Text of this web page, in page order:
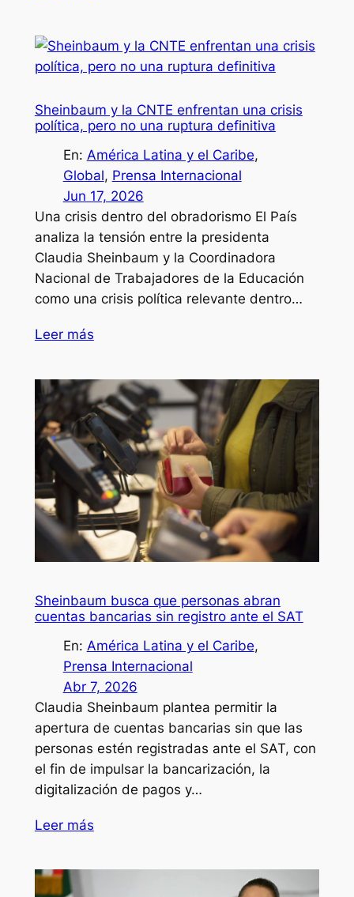
Sheinbaum y la CNTE enfrentan una crisis
política, pero no una ruptura definitiva
En: América Latina y el Caribe
Global, Prensa Internacional
Jun 17, 2026
Una crisis dentro del obradorismo El País
analiza la tensión entre la presidenta
Claudia Sheinbaum y la Coordinadora
Nacional de Trabajadores de la Educación
como una crisis política relevante dentro…
Leer más
Sheinbaum busca que personas abran
cuentas bancarias sin registro ante el SAT
En: América Latina y el Caribe
Prensa Internacional
Abr 7, 2026
Claudia Sheinbaum plantea permitir la
apertura de cuentas bancarias sin que las
personas estén registradas ante el SAT, con
el fin de impulsar la bancarización, la
digitalización de pagos y…
Leer más